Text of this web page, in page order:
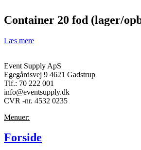
Container 20 fod (lager/
Læs mere
Event Supply ApS
Egegårdsvej 9 4621 Gadstrup
Tlf.: 70 222 001
info@eventsupply.dk
CVR -nr. 4532 0235
Menuer:
Forside